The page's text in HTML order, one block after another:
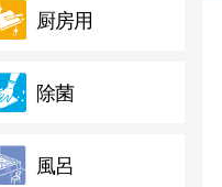
厨房用
除菌
風呂